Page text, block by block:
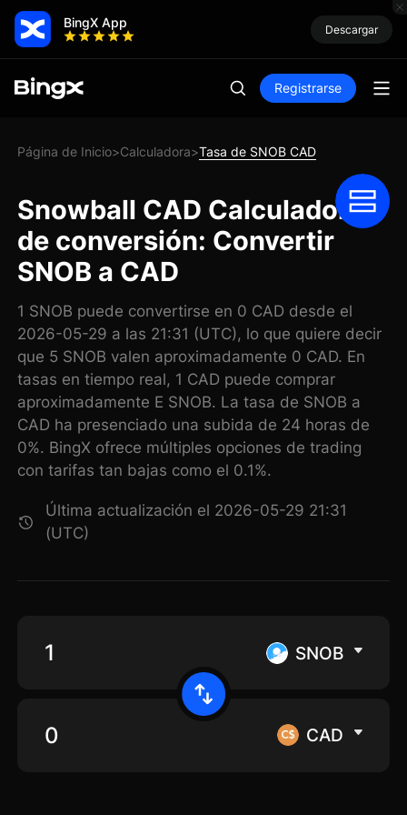
BingX App Descargar
Registrarse
Página de Inicio>Calculadora>Tasa de SNOB CAD
Snowball CAD Calculadora
de conversión: Convertir
SNOB a CAD
1 SNOB puede convertirse en 0 CAD desde el
2026-05-29 a las 21:31 (UTC), lo que quiere decir
que 5 SNOB valen aproximadamente 0 CAD. En
tasas en tiempo real, 1 CAD puede comprar
aproximadamente E SNOB. La tasa de SNOB a
CAD ha presenciado una subida de 24 horas de
0%. BingX ofrece múltiples opciones de trading
con tarifas tan bajas como el 0.1%.
Última actualización el 2026-05-29 21:31
(UTC)
SNOB
CAD